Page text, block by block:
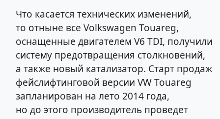
Что касается технических изменений,
то отныне все Volkswagen Touareg,
оснащенные двигателем V6 TDI, получили
систему предотвращения столкновений,
а также новый катализатор. Старт продаж
фейслифтинговой версии VW Touareg
запланирован на лето 2014 года,
но до этого производитель проведет